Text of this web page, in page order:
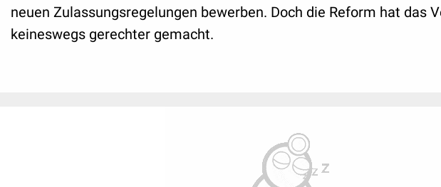
neuen Zulassungsregelungen bewerben. Doch die Reform hat das
keineswegs gerechter gemacht.